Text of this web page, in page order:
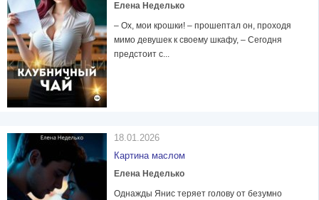
Елена Неделько
– Ох, мои крошки! – прошептал он, проходя
мимо девушек к своему шкафу, – Сегодня
предстоит с...
18.01.2026
Картина маслом
Елена Неделько
Однажды Янис теряет голову от безумно